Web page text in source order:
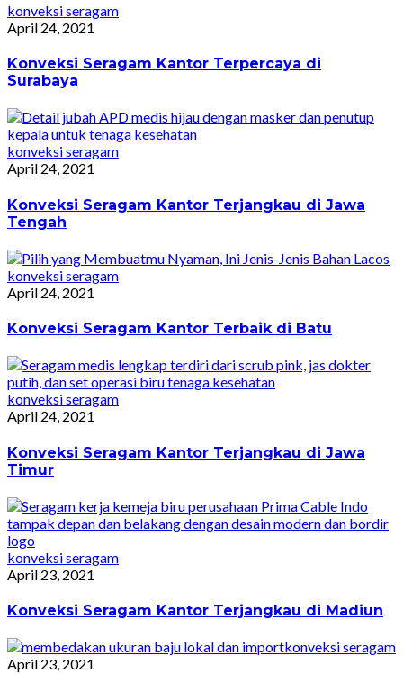
konveksi seragam
April 24, 2021
Konveksi Seragam Kantor Terpercaya di
Surabaya
konveksi seragam
April 24, 2021
Konveksi Seragam Kantor Terjangkau di Jawa
Tengah
konveksi seragam
April 24, 2021
Konveksi Seragam Kantor Terbaik di Batu
konveksi seragam
April 24, 2021
Konveksi Seragam Kantor Terjangkau di Jawa
Timur
konveksi seragam
April 23, 2021
Konveksi Seragam Kantor Terjangkau di Madiun
konveksi seragam
April 23, 2021